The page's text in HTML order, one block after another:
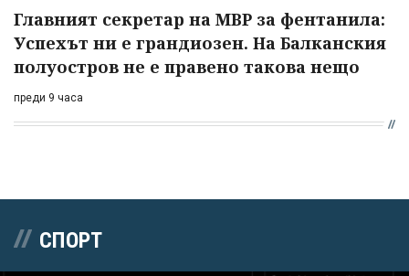
Главният секретар на МВР за фентанила:
Успехът ни е грандиозен. На Балканския
полуостров не е правено такова нещо
преди 9 часа
СПОРТ